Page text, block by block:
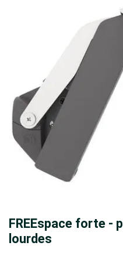
FREEspace forte -
lourdes